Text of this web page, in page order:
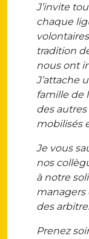
J’invite
chaque
tradition
nous ont
J’attache
famille de
des
mobilisés
Je vous
nos
à notre
managers
des
Prenez